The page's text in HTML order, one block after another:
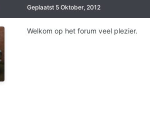
Geplaatst 5 Oktober, 2012
Welkom op het forum veel plezier.